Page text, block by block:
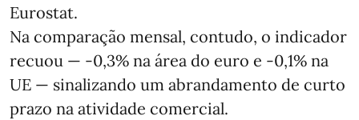
Eurostat.
Na comparação mensal, contudo, o indicador
recuou — -0,3% na área do euro e -0,1% na
UE — sinalizando um abrandamento de curto
prazo na atividade comercial.